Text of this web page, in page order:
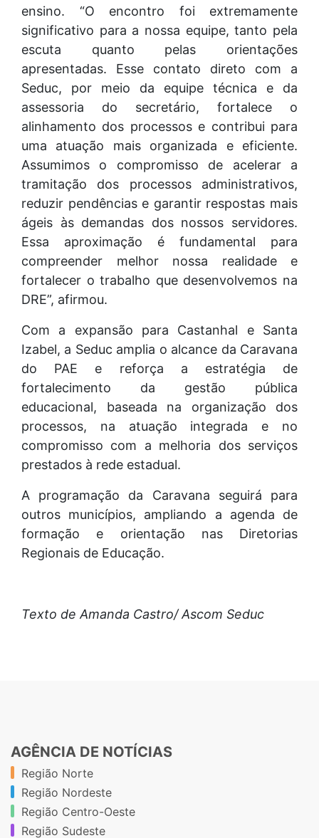
ensino. “O encontro foi extremamente
significativo para a nossa equipe, tanto pela
escuta quanto pelas orientações
apresentadas. Esse contato direto com a
Seduc, por meio da equipe técnica e da
assessoria do secretário, fortalece o
alinhamento dos processos e contribui para
uma atuação mais organizada e eficiente.
Assumimos o compromisso de acelerar a
tramitação dos processos administrativos,
reduzir pendências e garantir respostas mais
ágeis às demandas dos nossos servidores.
Essa aproximação é fundamental para
compreender melhor nossa realidade e
fortalecer o trabalho que desenvolvemos na
DRE”, afirmou.
Com a expansão para Castanhal e Santa
Izabel, a Seduc amplia o alcance da Caravana
do PAE e reforça a estratégia de
fortalecimento da gestão pública
educacional, baseada na organização dos
processos, na atuação integrada e no
compromisso com a melhoria dos serviços
prestados à rede estadual.
A programação da Caravana seguirá para
outros municípios, ampliando a agenda de
formação e orientação nas Diretorias
Regionais de Educação.
Texto de Amanda Castro/ Ascom Seduc
AGÊNCIA DE NOTÍCIAS
Região Norte
Região Nordeste
Região Centro-Oeste
Região Sudeste